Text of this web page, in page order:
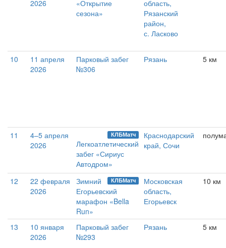
2026
«Открытие
сезона»
область,
Рязанский
район,
с. Ласково
10
11 апреля
2026
Парковый забег
№306
Рязань 5 км
11
4–5 апреля
2026
КЛБМатч
Легкоатлетический
забег «Сириус
Автодром»
Краснодарский
край, Сочи
12
22 февраля
2026
КЛБМатч
Зимний
Егорьевский
марафон «Bella
Run»
Московская
область,
Егорьевск
10 км
13
10 января
2026
Парковый забег
№293
Рязань 5 км